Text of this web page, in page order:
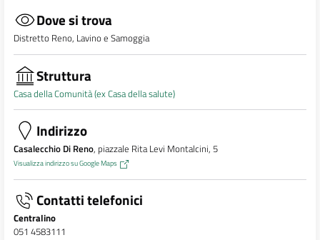
Dove si trova
Distretto Reno, Lavino e Samoggia
Struttura
Casa della Comunità (ex Casa della salute)
Indirizzo
Casalecchio Di Reno, piazzale Rita Levi Montalcini, 5
Visualizza indirizzo su Google Maps
Contatti telefonici
Centralino
051 4583111